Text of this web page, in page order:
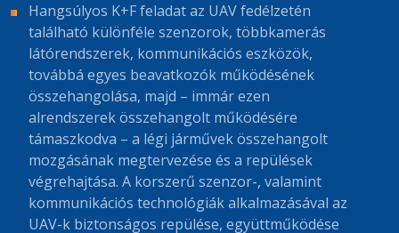
Hangsúlyos K+F feladat az UAV fedélzetén
található különféle szenzorok, többkamerás
látórendszerek, kommunikációs eszközök,
továbbá egyes beavatkozók működésének
összehangolása, majd – immár ezen
alrendszerek összehangolt működésére
támaszkodva – a légi járművek összehangolt
mozgásának megtervezése és a repülések
végrehajtása. A korszerű szenzor-, valamint
kommunikációs technológiák alkalmazásával az
UAV-k biztonságos repülése, együttműködése